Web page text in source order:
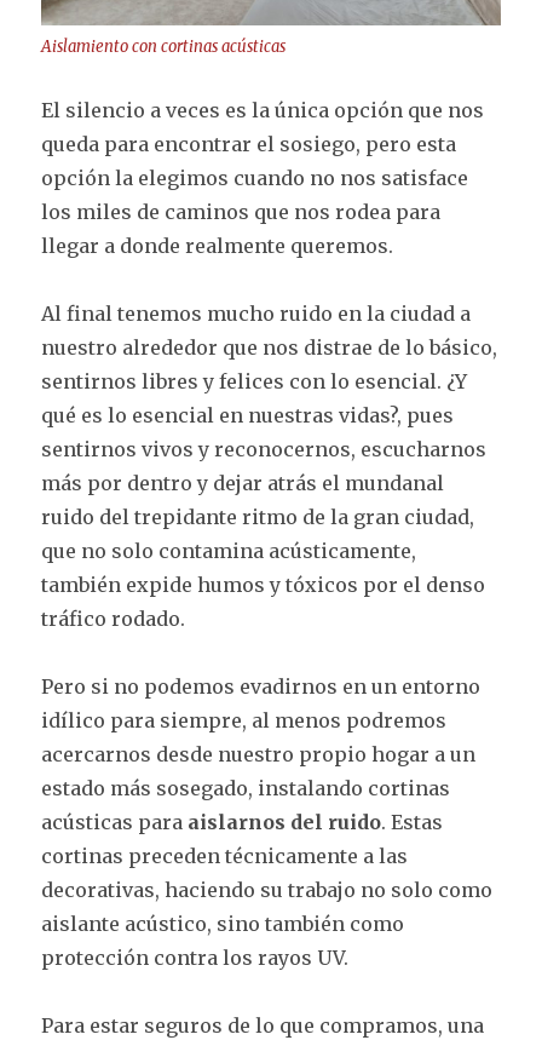
Aislamiento con cortinas acústicas
El silencio a veces es la única opción que nos
queda para encontrar el sosiego, pero esta
opción la elegimos cuando no nos satisface
los miles de caminos que nos rodea para
llegar a donde realmente queremos.
Al final tenemos mucho ruido en la ciudad a
nuestro alrededor que nos distrae de lo básico,
sentirnos libres y felices con lo esencial. ¿Y
qué es lo esencial en nuestras vidas?, pues
sentirnos vivos y reconocernos, escucharnos
más por dentro y dejar atrás el mundanal
ruido del trepidante ritmo de la gran ciudad,
que no solo contamina acústicamente,
también expide humos y tóxicos por el denso
tráfico rodado.
Pero si no podemos evadirnos en un entorno
idílico para siempre, al menos podremos
acercarnos desde nuestro propio hogar a un
estado más sosegado, instalando cortinas
acústicas para aislarnos del ruido. Estas
cortinas preceden técnicamente a las
decorativas, haciendo su trabajo no solo como
aislante acústico, sino también como
protección contra los rayos UV.
Para estar seguros de lo que compramos, una